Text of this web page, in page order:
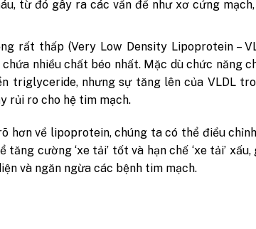
từ đó gây ra các vấn đề như xơ cứng
rất thấp (Very Low Density Lipoprotein –
chứa nhiều chất béo nhất. Mặc dù chức năng
triglyceride, nhưng sự tăng lên của VLDL
rủi ro cho hệ tim mạch.
hơn về lipoprotein, chúng ta có thể điều
tăng cường ‘xe tải’ tốt và hạn chế ‘xe tải’ xấu,
và ngăn ngừa các bệnh tim mạch.